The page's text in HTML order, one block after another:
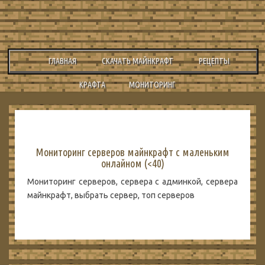
ГЛАВНАЯ СКАЧАТЬ МАЙНКРАФТ РЕЦЕПТЫ
КРАФТА МОНИТОРИНГ
Мониторинг серверов майнкрафт с маленьким
онлайном (<40)
Мониторинг серверов, сервера с админкой, сервера
майнкрафт, выбрать сервер, топ серверов